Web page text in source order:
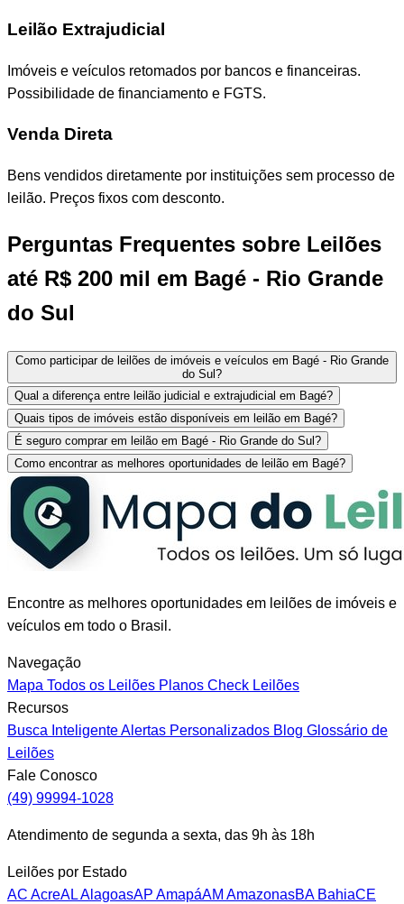
Leilão Extrajudicial
Imóveis e veículos retomados por bancos e financeiras.
Possibilidade de financiamento e FGTS.
Venda Direta
Bens vendidos diretamente por instituições sem processo de
leilão. Preços fixos com desconto.
Perguntas Frequentes sobre Leilões
até R$ 200 mil em Bagé - Rio Grande
do Sul
Como participar de leilões de imóveis e veículos em Bagé - Rio Grande
do Sul?
Qual a diferença entre leilão judicial e extrajudicial em Bagé?
Quais tipos de imóveis estão disponíveis em leilão em Bagé?
É seguro comprar em leilão em Bagé - Rio Grande do Sul?
Como encontrar as melhores oportunidades de leilão em Bagé?
Encontre as melhores oportunidades em leilões de imóveis e
veículos em todo o Brasil.
Navegação
Mapa Todos os Leilões Planos Check Leilões
Recursos
Busca InteligenteAlertas Personalizados Blog Glossário de
Leilões
Fale Conosco
(49) 99994-1028
Atendimento de segunda a sexta, das 9h às 18h
Leilões por Estado
AC AcreALAlagoasAP AmapáAM AmazonasBABahiaCE